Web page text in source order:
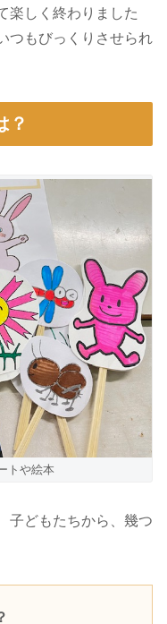
楽しく終わりました
つもびっくりさせられ
？
トや絵本
子どもたちから、幾つ